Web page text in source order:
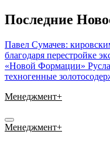
Перейти
к
Последние
Павел Сумачев:
благодаря перестройке
«Новой Формации»
техногенные
Менеджмент+
Менеджмент+